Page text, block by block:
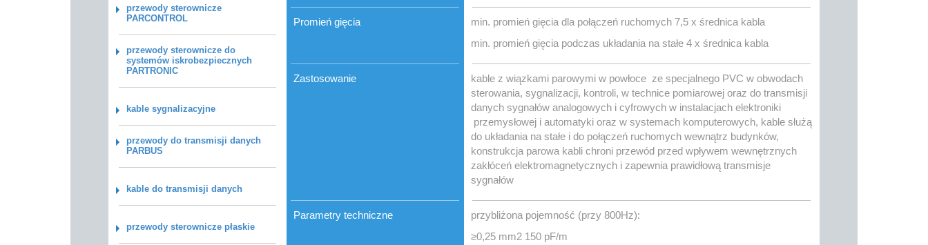
przewody sterownicze
PARCONTROL
przewody sterownicze do
systemów iskrobezpiecznych
PARTRONIC
kable sygnalizacyjne
przewody do transmisji danych
PARBUS
kable do transmisji danych
przewody sterownicze płaskie
Promień gięcia
min. promień gięcia dla połączeń ruchomych 7,5 x średnica kabla
min. promień gięcia podczas układania na stałe 4 x średnica kabla
Zastosowanie
kable z wiązkami parowymi w powłoce ze specjalnego PVC w obwodach
sterowania, sygnalizacji, kontroli, w technice pomiarowej oraz do transmisji
danych sygnałów analogowych i cyfrowych w instalacjach elektroniki
przemysłowej i automatyki oraz w systemach komputerowych, kable służą
do układania na stałe i do połączeń ruchomych wewnątrz budynków,
konstrukcja parowa kabli chroni przewód przed wpływem wewnętrznych
zakłóceń elektromagnetycznych i zapewnia prawidłową transmisje
sygnałów
Parametry techniczne
przybliżona pojemność (przy 800Hz):
≥0,25 mm2 150 pF/m